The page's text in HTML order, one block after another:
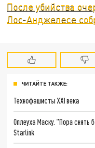
После убийства
Лос-Анджелесе
ЧИТАЙТЕ ТАКЖЕ:
Технофашисты XXI века
Оплеуха Маску. "Пора снять
Starlink